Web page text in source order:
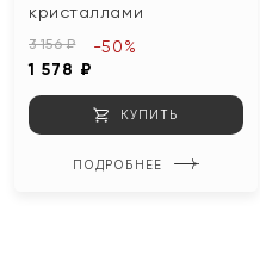
кристаллами
3 156 ₽
1 578 ₽
-50%
КУПИТЬ
ПОДРОБНЕЕ